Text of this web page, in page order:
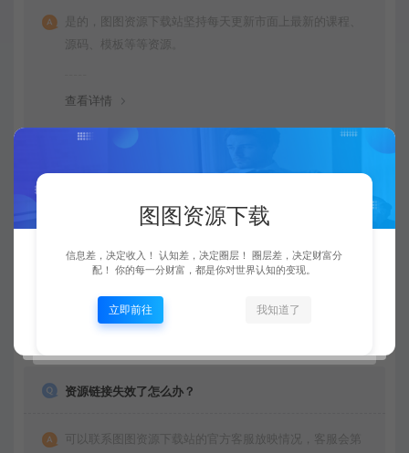
是的，图图资源下载站坚持每天更新市面上最新的课程、
源码、模板等等资源。
查看详情
由于下载服务的特殊性，一旦您购买使用了下载服务，就
不接受退款申请。望周知。
查看详情
资源链接失效了怎么办？
可以联系图图资源下载站的官方客服放映情况，客服会第
图图资源下载
信息差，决定收入！ 认知差，决定圈层！ 圈层差，决定财富分
配！ 你的每一分财富，都是你对世界认知的变现。
立即前往 我知道了